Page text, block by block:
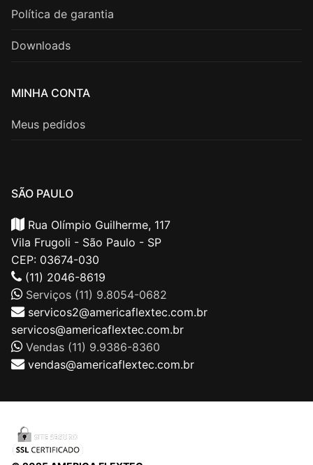
Política de garantia
Downloads
MINHA CONTA
Meus pedidos
SÃO PAULO
Rua Olímpio Guilherme, 117
Vila Frugoli - São Paulo - SP
CEP: 03674-030
(11) 2046-8619
Serviços (11) 9.8054-0682
servicos2@americaflextec.com.br
servicos@americaflextec.com.br
Vendas (11) 9.9386-8360
vendas@americaflextec.com.br